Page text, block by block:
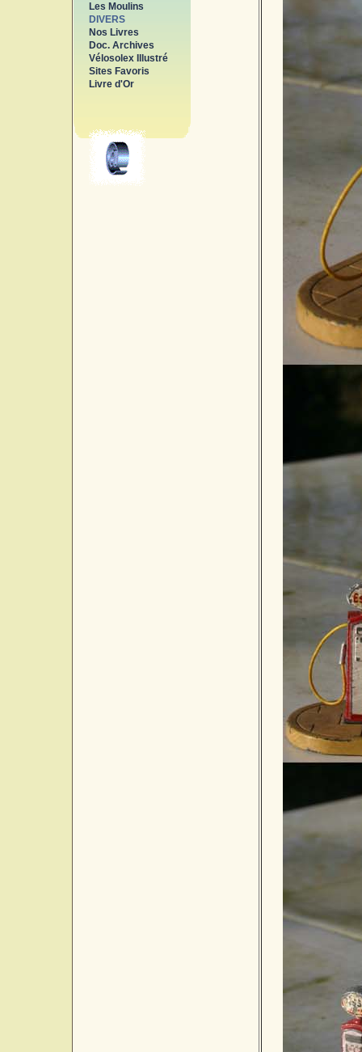
Les Moulins
DIVERS
Nos Livres
Doc. Archives
Vélosolex Illustré
Sites Favoris
Livre d'Or